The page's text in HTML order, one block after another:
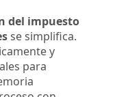
del impuesto
se simplifica.
y
para